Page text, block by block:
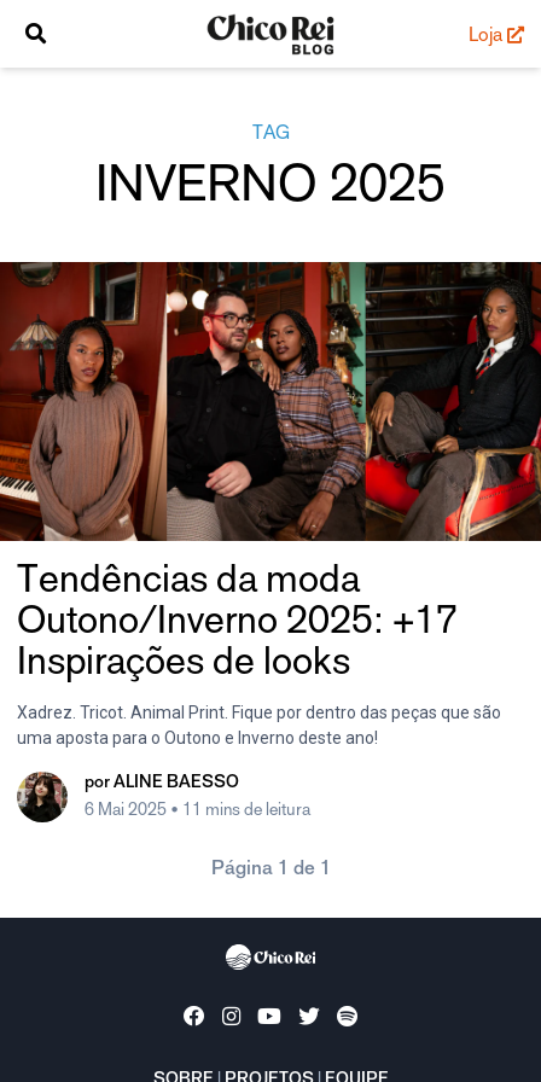
Loja
TAG
INVERNO 2025
Tendências da moda
Outono/Inverno 2025: +17
Inspirações de looks
Xadrez. Tricot. Animal Print. Fique por dentro das peças que são
uma aposta para o Outono e Inverno deste ano!
por ALINE BAESSO
6 Mai 2025 • 11 mins de leitura
Página 1 de 1